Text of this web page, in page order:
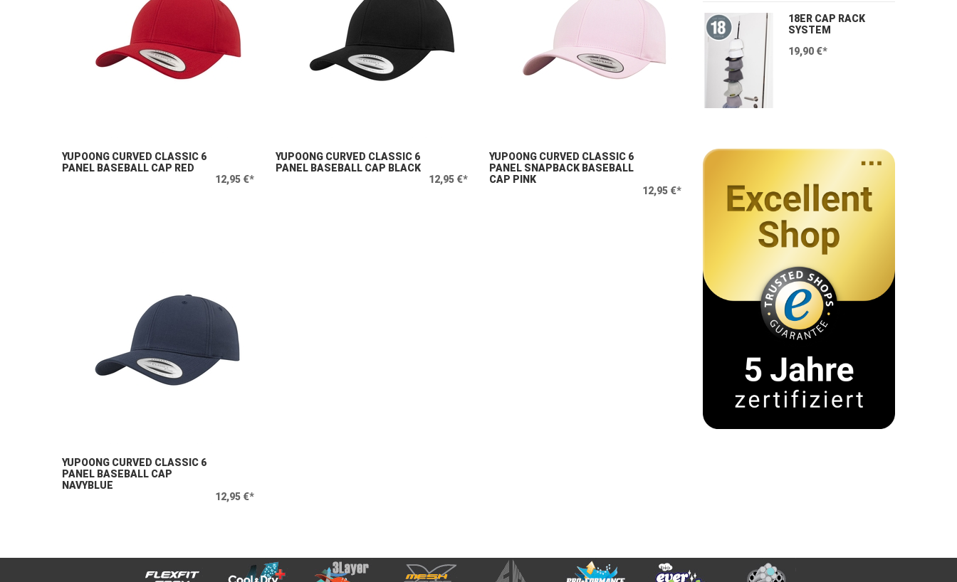
YUPOONG CURVED CLASSIC 6
PANEL BASEBALL CAP RED
12,95 €*
YUPOONG CURVED CLASSIC 6
PANEL BASEBALL CAP BLACK
12,95 €*
YUPOONG CURVED CLASSIC 6
PANEL SNAPBACK BASEBALL
CAP PINK
12,95 €*
YUPOONG CURVED CLASSIC 6
PANEL BASEBALL CAP
NAVYBLUE
12,95 €*
18ER CAP RACK
SYSTEM
19,90 €*